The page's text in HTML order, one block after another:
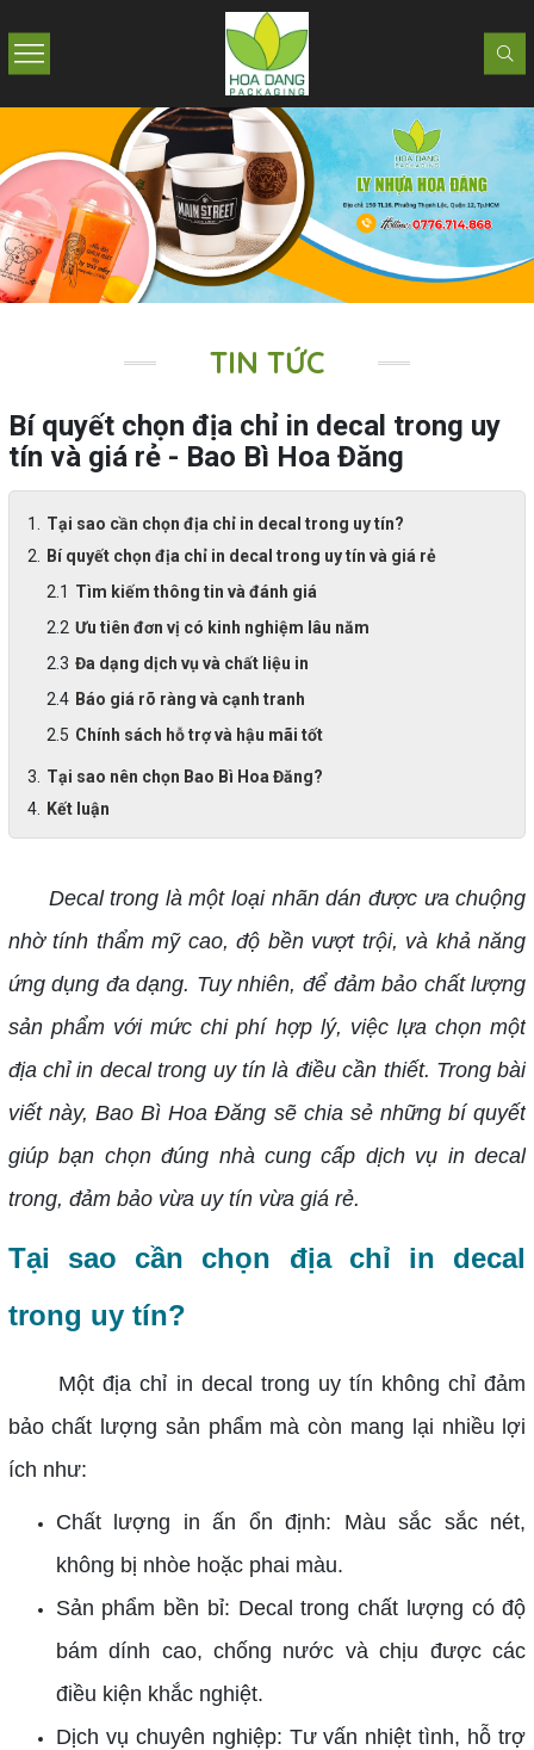
TIN TỨC
Bí quyết chọn địa chỉ in decal trong uy
tín và giá rẻ - Bao Bì Hoa Đăng
Tại sao cần chọn địa chỉ in decal trong uy tín?
Bí quyết chọn địa chỉ in decal trong uy tín và giá rẻ
Tìm kiếm thông tin và đánh giá
Ưu tiên đơn vị có kinh nghiệm lâu năm
Đa dạng dịch vụ và chất liệu in
Báo giá rõ ràng và cạnh tranh
Chính sách hỗ trợ và hậu mãi tốt
Tại sao nên chọn Bao Bì Hoa Đăng?
Kết luận
Decal trong là một loại nhãn dán được ưa chuộng
nhờ tính thẩm mỹ cao, độ bền vượt trội, và khả năng
ứng dụng đa dạng. Tuy nhiên, để đảm bảo chất lượng
sản phẩm với mức chi phí hợp lý, việc lựa chọn một
địa chỉ in decal trong uy tín là điều cần thiết. Trong bài
viết này, Bao Bì Hoa Đăng sẽ chia sẻ những bí quyết
giúp bạn chọn đúng nhà cung cấp dịch vụ in decal
trong, đảm bảo vừa uy tín vừa giá rẻ.
Tại sao cần chọn địa chỉ in decal
trong uy tín?
Một địa chỉ in decal trong uy tín không chỉ đảm
bảo chất lượng sản phẩm mà còn mang lại nhiều lợi
ích như:
Chất lượng in ấn ổn định: Màu sắc sắc nét,
không bị nhòe hoặc phai màu.
Sản phẩm bền bỉ: Decal trong chất lượng có độ
bám dính cao, chống nước và chịu được các
điều kiện khắc nghiệt.
Dịch vụ chuyên nghiệp: Tư vấn nhiệt tình, hỗ trợ